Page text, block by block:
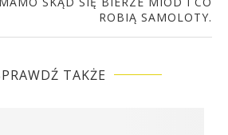
ROBIĄ SAMOLOTY.
TAKŻE